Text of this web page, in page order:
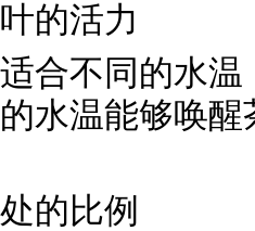
的活力
合不同的水
水温能够唤
的比例